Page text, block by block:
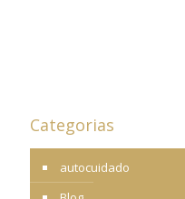
Categorias
autocuidado